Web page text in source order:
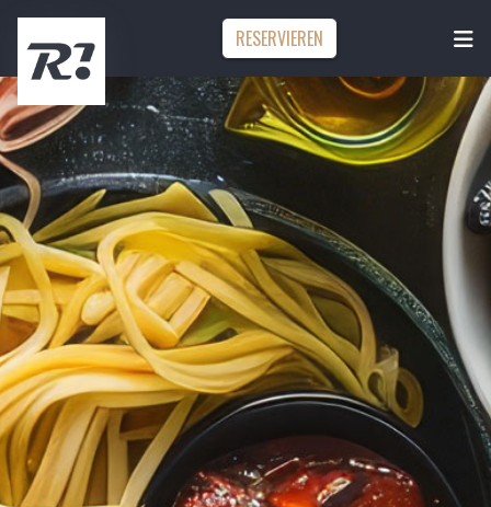
RESERVIEREN